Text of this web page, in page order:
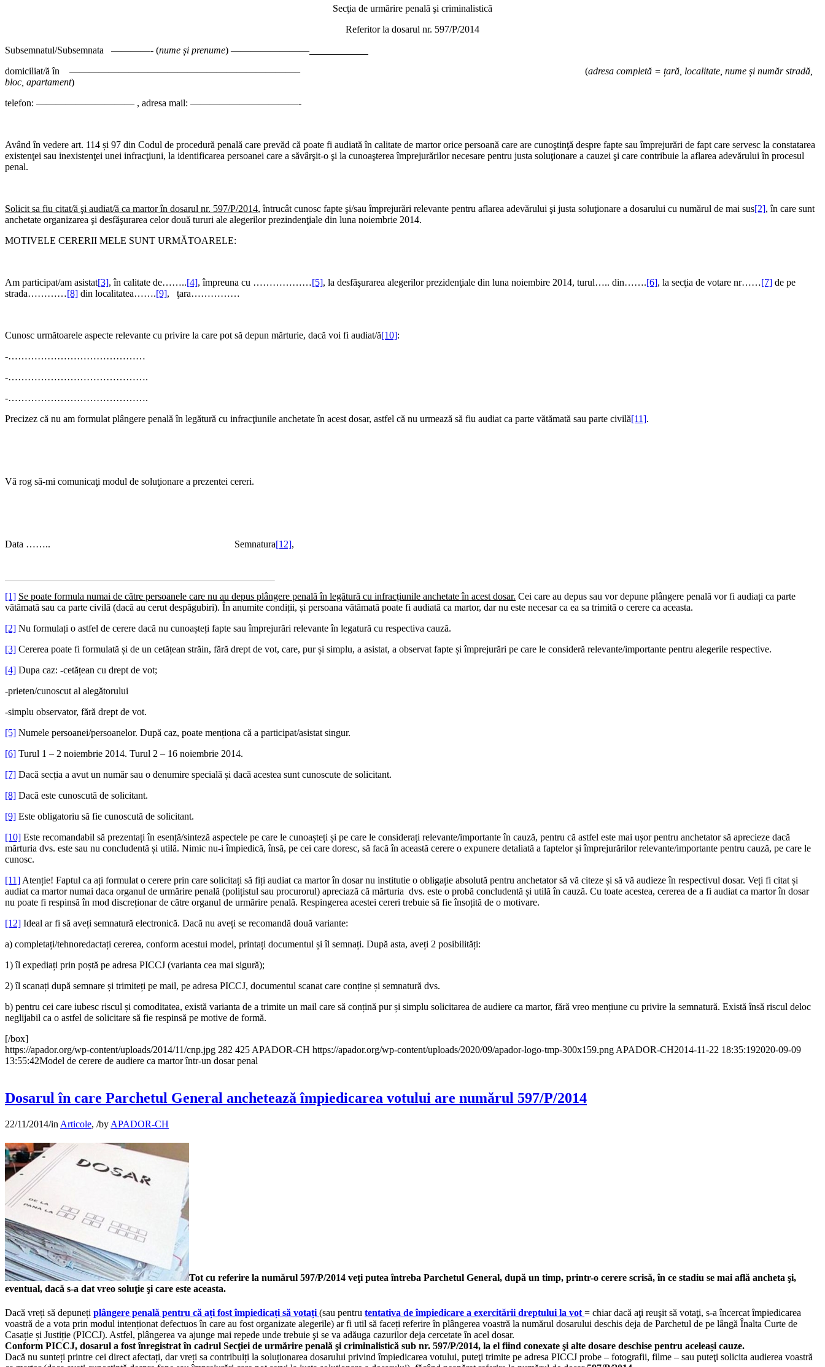
Secţia de urmărire penală şi criminalistică
Referitor la dosarul nr. 597/P/2014
Subsemnatul/Subsemnata ————- (nume și prenume) ————————
domiciliat/ă în ———————————————————————– (adresa completă = țară, localitate, nume și număr stradă,
bloc, apartament)
telefon: —————————— , adresa mail: ———————————-
Având în vedere art. 114 și 97 din Codul de procedură penală care prevăd că poate fi audiată în calitate de martor orice persoană care are cunoştinţă despre fapte sau împrejurări de fapt care servesc la constatarea
existenţei sau inexistenţei unei infracţiuni, la identificarea persoanei care a săvârşit-o şi la cunoaşterea împrejurărilor necesare pentru justa soluţionare a cauzei şi care contribuie la aflarea adevărului în procesul
penal.
Solicit sa fiu citat/ă şi audiat/ă ca martor în dosarul nr. 597/P/2014, întrucât cunosc fapte şi/sau împrejurări relevante pentru aflarea adevărului şi justa soluţionare a dosarului cu numărul de mai sus[2], în care sunt
anchetate organizarea şi desfăşurarea celor două tururi ale alegerilor prezindenţiale din luna noiembrie 2014.
MOTIVELE CERERII MELE SUNT URMĂTOARELE:
Am participat/am asistat[3], în calitate de……..[4], împreuna cu ………………[5], la desfăşurarea alegerilor prezidenţiale din luna noiembire 2014, turul….. din…….[6], la secţia de votare nr……[7] de pe
strada…………[8] din localitatea…….[9], ţara……………
Cunosc următoarele aspecte relevante cu privire la care pot să depun mărturie, dacă voi fi audiat/ă[10]:
-……………………………………
-…………………………………….
-…………………………………….
Precizez că nu am formulat plângere penală în legătură cu infracţiunile anchetate în acest dosar, astfel că nu urmează să fiu audiat ca parte vătămată sau parte civilă[11].
Vă rog să-mi comunicaţi modul de soluţionare a prezentei cereri.
Data …….. Semnatura[12],
[1] Se poate formula numai de către persoanele care nu au depus plângere penală în legătură cu infracțiunile anchetate în acest dosar. Cei care au depus sau vor depune plângere penală vor fi audiați ca parte
vătămată sau ca parte civilă (dacă au cerut despăgubiri). În anumite condiții, și persoana vătămată poate fi audiată ca martor, dar nu este necesar ca ea sa trimită o cerere ca aceasta.
[2] Nu formulați o astfel de cerere dacă nu cunoașteți fapte sau împrejurări relevante în legatură cu respectiva cauză.
[3] Cererea poate fi formulată și de un cetățean străin, fără drept de vot, care, pur și simplu, a asistat, a observat fapte și împrejurări pe care le consideră relevante/importante pentru alegerile respective.
[4] Dupa caz: -cetățean cu drept de vot;
-prieten/cunoscut al alegătorului
-simplu observator, fără drept de vot.
[5] Numele persoanei/persoanelor. După caz, poate menționa că a participat/asistat singur.
[6] Turul 1 – 2 noiembrie 2014. Turul 2 – 16 noiembrie 2014.
[7] Dacă secția a avut un număr sau o denumire specială și dacă acestea sunt cunoscute de solicitant.
[8] Dacă este cunoscută de solicitant.
[9] Este obligatoriu să fie cunoscută de solicitant.
[10] Este recomandabil să prezentați în esență/sinteză aspectele pe care le cunoașteți și pe care le considerați relevante/importante în cauză, pentru că astfel este mai ușor pentru anchetator să aprecieze dacă
mărturia dvs. este sau nu concludentă și utilă. Nimic nu-i împiedică, însă, pe cei care doresc, să facă în această cerere o expunere detaliată a faptelor și împrejurărilor relevante/importante pentru cauză, pe care le
cunosc.
[11] Atenție! Faptul ca ați formulat o cerere prin care solicitați să fiți audiat ca martor în dosar nu institutie o obligație absolută pentru anchetator să vă citeze și să vă audieze în respectivul dosar. Veți fi citat și
audiat ca martor numai daca organul de urmărire penală (polițistul sau procurorul) apreciază că mărturia dvs. este o probă concludentă și utilă în cauză. Cu toate acestea, cererea de a fi audiat ca martor în dosar
nu poate fi respinsă în mod discreționar de către organul de urmărire penală. Respingerea acestei cereri trebuie să fie însoțită de o motivare.
[12] Ideal ar fi să aveți semnatură electronică. Dacă nu aveți se recomandă două variante:
a) completați/tehnoredactați cererea, conform acestui model, printați documentul și îl semnați. După asta, aveți 2 posibilități:
1) îl expediați prin poștă pe adresa PICCJ (varianta cea mai sigură);
2) îl scanați după semnare și trimiteți pe mail, pe adresa PICCJ, documentul scanat care conține și semnatură dvs.
b) pentru cei care iubesc riscul și comoditatea, există varianta de a trimite un mail care să conțină pur și simplu solicitarea de audiere ca martor, fără vreo mențiune cu privire la semnatură. Există însă riscul deloc
neglijabil ca o astfel de solicitare să fie respinsă pe motive de formă.
[/box]
https://apador.org/wp-content/uploads/2014/11/cnp.jpg 282 425 APADOR-CH https://apador.org/wp-content/uploads/2020/09/apador-logo-tmp-300x159.png APADOR-CH2014-11-22 18:35:192020-09-09
13:55:42Model de cerere de audiere ca martor într-un dosar penal
Dosarul în care Parchetul General anchetează împiedicarea votului are numărul 597/P/2014
22/11/2014/in Articole, /by APADOR-CH
Tot cu referire la numărul 597/P/2014 veţi putea întreba Parchetul General, după un timp, printr-o cerere scrisă, în ce stadiu se mai află ancheta şi,
eventual, dacă s-a dat vreo soluţie şi care este aceasta.
Dacă vreți să depuneți plângere penală pentru că ați fost împiedicați să votați(sau pentru tentativa de împiedicare a exercitării dreptului la vot= chiar dacă aţi reuşit să votaţi, s-a încercat împiedicarea
voastră de a vota prin modul intenționat defectuos în care au fost organizate alegerile) ar fi util să faceți referire în plângerea voastră la numărul dosarului deschis deja de Parchetul de pe lângă Înalta Curte de
Casație și Justiție (PICCJ). Astfel, plângerea va ajunge mai repede unde trebuie şi se va adăuga cazurilor deja cercetate în acel dosar.
Conform PICCJ, dosarul a fost înregistrat în cadrul Secţiei de urmărire penală şi criminalistică sub nr. 597/P/2014, la el fiind conexate şi alte dosare deschise pentru aceleași cauze.
Dacă nu sunteți printre cei direct afectați, dar vreți sa contribuiți la soluționarea dosarului privind împiedicarea votului, puteţi trimite pe adresa PICCJ probe – fotografii, filme – sau puteţi solicita audierea voastră